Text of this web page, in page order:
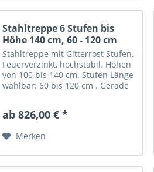
Stahltreppe 6 Stufen bis
Höhe 140 cm, 60 - 120 cm
Stahltreppe mit Gitterrost Stufen.
Feuerverzinkt, hochstabil. Höhen
von 100 bis 140 cm. Stufen Länge
wählbar: 60 bis 120 cm . Gerade
Trittsicher mit nutzbarer
ab 826,00 € *
Merken